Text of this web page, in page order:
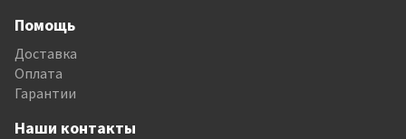
Помощь
Доставка
Оплата
Гарантии
Наши контакты